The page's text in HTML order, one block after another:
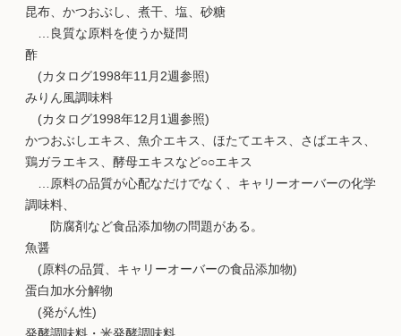
昆布、かつおぶし、煮干、塩、砂糖
…良質な原料を使うか疑問
酢
(カタログ1998年11月2週参照)
みりん風調味料
(カタログ1998年12月1週参照)
かつおぶしエキス、魚介エキス、ほたてエキス、さばエキス、
鶏ガラエキス、酵母エキスなど○○エキス
…原料の品質が心配なだけでなく、キャリーオーバーの化学
調味料、
防腐剤など食品添加物の問題がある。
魚醤
(原料の品質、キャリーオーバーの食品添加物)
蛋白加水分解物
(発がん性)